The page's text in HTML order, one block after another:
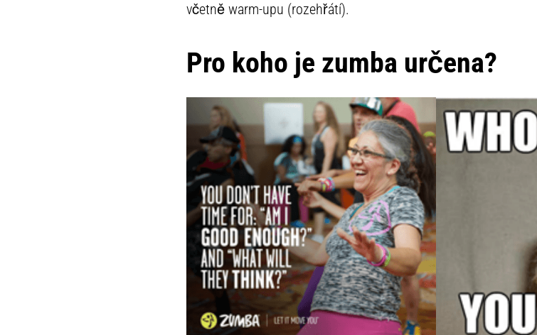
včetně warm-upu (rozehřátí).
Pro koho je zumba určena?